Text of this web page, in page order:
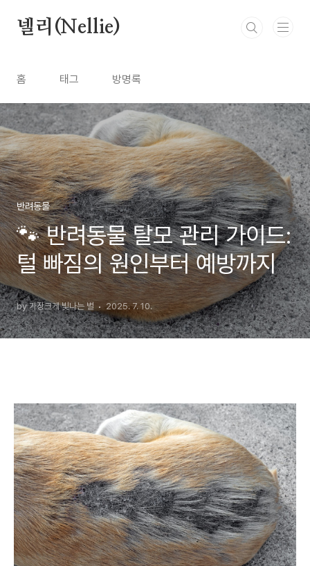
넬리(Nellie)
홈 태그 방명록
반려동물
🐾 반려동물 탈모 관리 가이드:
털 빠짐의 원인부터 예방까지
by 가장크게 빛나는 별 2025. 7. 10.